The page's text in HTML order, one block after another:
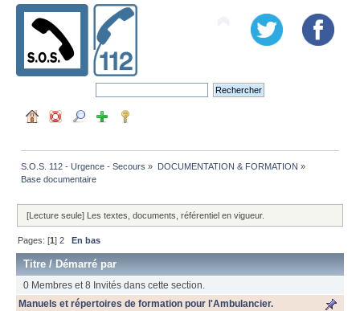
S.O.S. 112 - Urgence - Secours » DOCUMENTATION & FORMATION »
Base documentaire
[Lecture seule] Les textes, documents, référentiel en vigueur.
Pages: [1]2 En bas
Titre / Démarré par
0 Membres et 8 Invités dans cette section.
Manuels et répertoires de formation pour l'Ambulancier.